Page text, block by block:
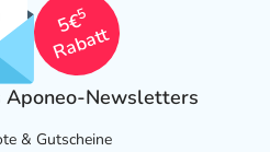
5€
5
Rabatt
Aponeo-Newsletters
& Gutscheine